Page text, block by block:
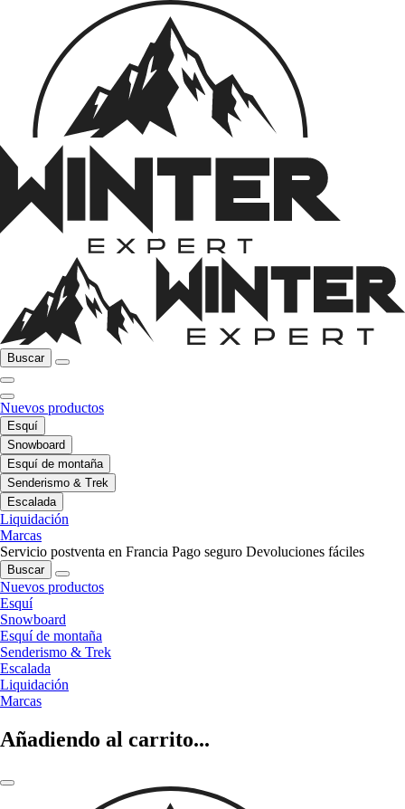
Buscar
Nuevos productos
Esquí
Snowboard
Esquí de montaña
Senderismo & Trek
Escalada
Liquidación
Marcas
Servicio postventa en Francia Pago seguro Devoluciones fáciles
Buscar
Nuevos productos
Esquí
Snowboard
Esquí de montaña
Senderismo & Trek
Escalada
Liquidación
Marcas
Añadiendo al carrito...